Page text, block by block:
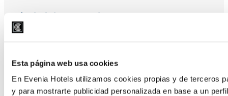
Esta página web usa cookies
En Evenia Hotels utilizamos cookies propias y de terceros
y para mostrarte publicidad personalizada en base a un
Ciudad de Panamá
en nuestro hotel de 5 estrellas y
disfruta de una experiencia de lujo en
el corazón de la ciudad.